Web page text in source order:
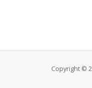
Copyright ©